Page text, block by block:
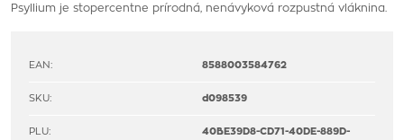
Psyllium je stopercentne prírodná, nenávyková rozpustná vláknina.
EAN: 8588003584762
SKU: d098539
PLU:
40BE39D8-CD71-40DE-889D-